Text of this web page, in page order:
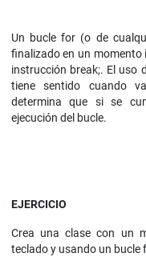
Un bucle for (o de
finalizado en un momento
instrucción break;. El uso
tiene sentido cuando
determina que si se
ejecución del bucle.
EJERCICIO
Crea una clase con un
teclado y usando un bucle